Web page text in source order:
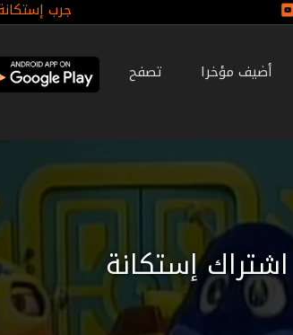
جرب
أضيف مؤخرا تصفح
إستكانة